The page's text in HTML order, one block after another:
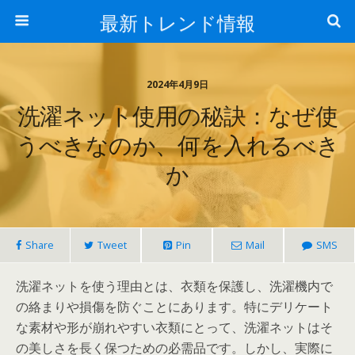
最新トレンド情報
2024年4月9日
洗濯ネット使用の秘訣：なぜ使
うべきなのか、何を入れるべき
か
Share Tweet Pin Mail SMS
洗濯ネットを使う理由とは、衣類を保護し、洗濯機内で
の絡まりや損傷を防ぐことにあります。特にデリケート
な素材や形が崩れやすい衣類にとって、洗濯ネットはそ
の美しさを長く保つための必需品です。しかし、実際に